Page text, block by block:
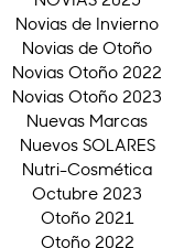
Novias de Invierno
Novias de Otoño
Novias Otoño 2022
Novias Otoño 2023
Nuevas Marcas
Nuevos SOLARES
Nutri-Cosmética
Octubre 2023
Otoño 2021
Otoño 2022